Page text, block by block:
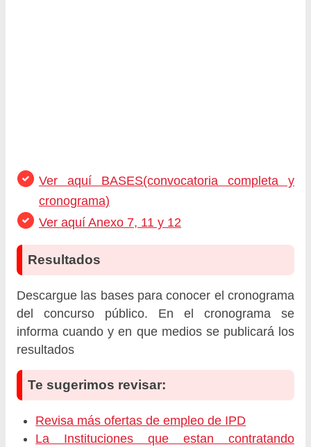
Ver aquí BASES(convocatoria completa y
cronograma)
Ver aquí Anexo 7, 11 y 12
Resultados
Descargue las bases para conocer el cronograma
del concurso público. En el cronograma se
informa cuando y en que medios se publicará los
resultados
Te sugerimos revisar:
Revisa más ofertas de empleo de IPD
La Instituciones que estan contratando